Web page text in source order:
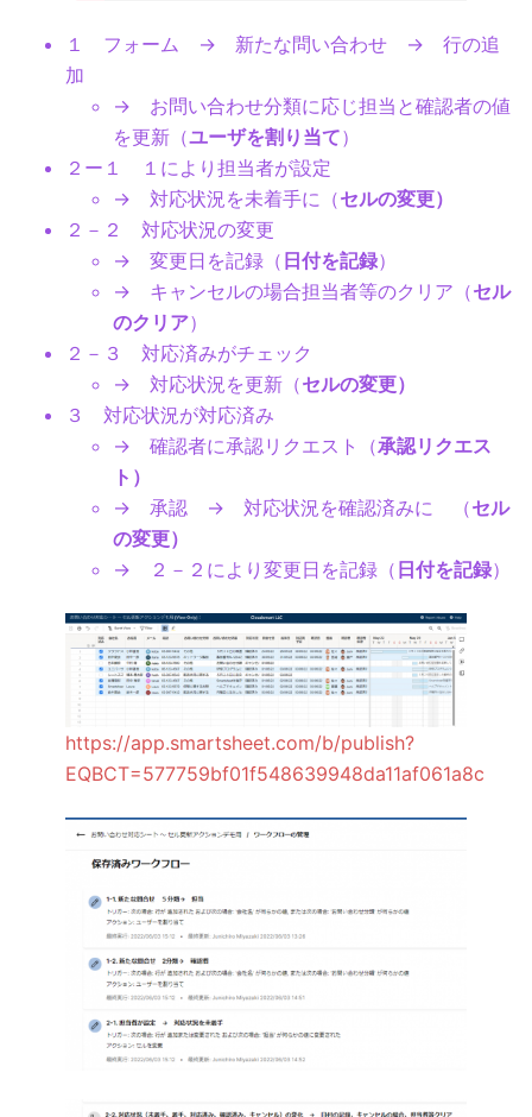
１ フォーム → 新たな問い合わせ → 行の追
加
→ お問い合わせ分類に応じ担当と確認者の値
を更新（ユーザを割り当て）
２ー１ １により担当者が設定
→ 対応状況を未着手に（セルの変更）
２－２ 対応状況の変更
→ 変更日を記録（ 日付を記録）
→ キャンセルの場合担当者等のクリア（セル
のクリア）
２－３ 対応済みがチェック
→ 対応状況を更新（セルの変更）
３ 対応状況が対応済み
→ 確認者に承認リクエスト（承認リクエス
ト）
→ 承認 → 対応状況を確認済みに （セル
の変更）
→ ２－２により変更日を記録（ 日付を記録）
https://app.smartsheet.com/b/publish?
EQBCT=577759bf01f548639948da11af061a8c